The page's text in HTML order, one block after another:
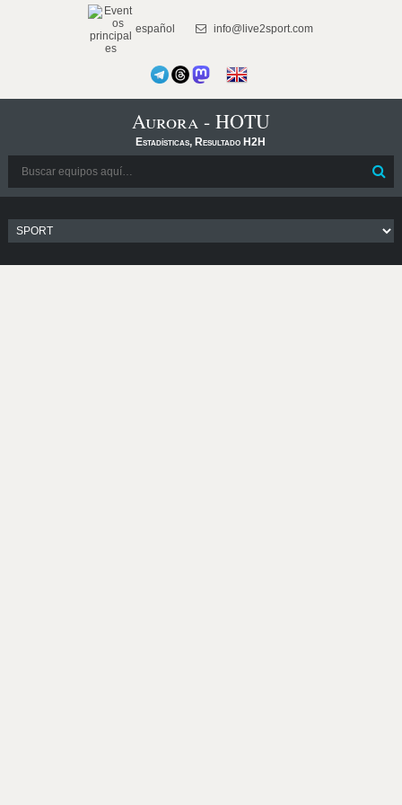
español info@live2sport.com
Aurora - HOTU
Estadísticas, Resultado H2H